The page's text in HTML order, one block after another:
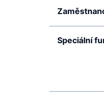
Speciální